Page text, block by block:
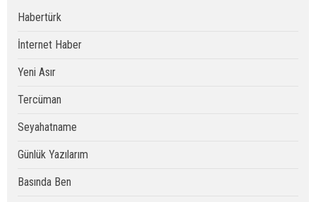
Habertürk
İnternet Haber
Yeni Asır
Tercüman
Seyahatname
Günlük Yazılarım
Basında Ben